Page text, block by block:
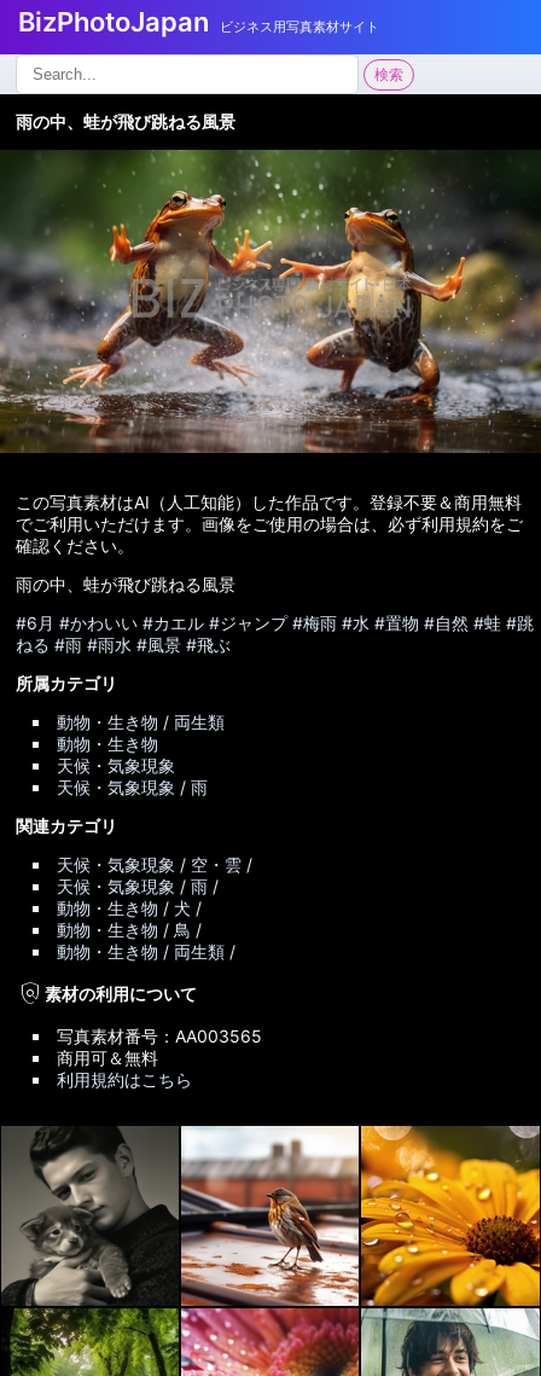
BizPhotoJapan ビジネス用写真素材サイト
検
索:
検索
雨の中、蛙が飛び跳ねる風景
この写真素材はAI（人工知能）した作品です。登録不要＆商用無料
でご利用いただけます。画像をご使用の場合は、必ず利用規約をご
確認ください。
雨の中、蛙が飛び跳ねる風景
#6月 #かわいい #カエル #ジャンプ #梅雨 #水 #置物 #自然 #蛙 #跳
ねる #雨 #雨水 #風景 #飛ぶ
所属カテゴリ
動物・生き物 / 両生類
動物・生き物
天候・気象現象
天候・気象現象 / 雨
関連カテゴリ
天候・気象現象 / 空・雲 /
天候・気象現象 / 雨 /
動物・生き物 / 犬 /
動物・生き物 / 鳥 /
動物・生き物 / 両生類 /
policy素材の利用について
写真素材番号：AA003565
商用可＆無料
利用規約はこちら